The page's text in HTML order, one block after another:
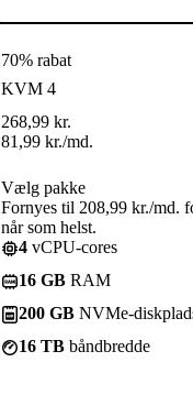
70% rabat
KVM 4
268,99 kr.
81,99 kr./md.
Vælg pakke
Fornyes til 208,99 kr./md.
når som helst.
4 vCPU-cores
16 GB RAM
200 GB NVMe-
16 TB båndbredde